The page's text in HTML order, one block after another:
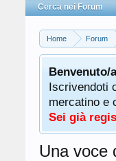
Home Forum
Benvenuto/
Iscrivendoti
mercatino e
Sei già
Una voce
Cerca nei Forum